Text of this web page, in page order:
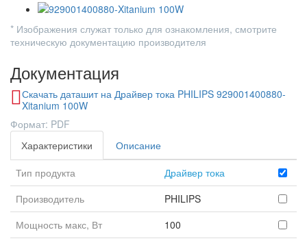
* Изображения служат только для ознакомления, смотрите
техническую документацию производителя
Документация
Скачать даташит на Драйвер тока PHILIPS 929001400880-
Xitanium 100W
Формат: PDF
Характеристики
Описание
Тип продукта
Драйвер тока
Производитель
PHILIPS
Мощность макс, Вт
100